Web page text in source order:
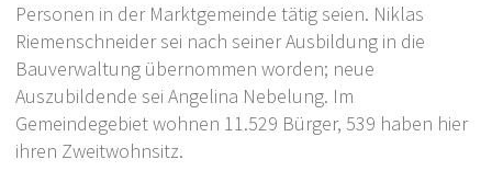
Personen in der Marktgemeinde tätig seien. Niklas
Riemenschneider sei nach seiner Ausbildung in die
Bauverwaltung übernommen worden; neue
Auszubildende sei Angelina Nebelung. Im
Gemeindegebiet wohnen 11.529 Bürger, 539 haben hier
ihren Zweitwohnsitz.